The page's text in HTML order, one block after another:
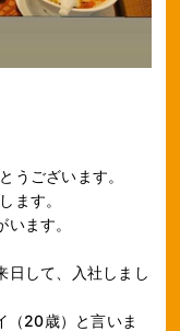
うございます。
ます。
ます。
日して、入社しまし
（20歳）と言いま